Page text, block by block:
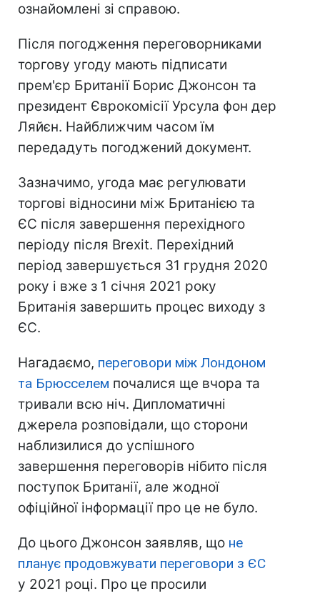
ознайомлені зі справою.
Після погодження переговорниками
торгову угоду мають підписати
прем'єр Британії Борис Джонсон та
президент Єврокомісії Урсула фон дер
Ляйєн. Найближчим часом їм
передадуть погоджений документ.
Зазначимо, угода має регулювати
торгові відносини між Британією та
ЄС після завершення перехідного
періоду після Brexit. Перехідний
період завершується 31 грудня 2020
року і вже з 1 січня 2021 року
Британія завершить процес виходу з
ЄС.
Нагадаємо, переговори між Лондоном
та Брюсселем почалися ще вчора та
тривали всю ніч. Дипломатичні
джерела розповідали, що сторони
наблизилися до успішного
завершення переговорів нібито після
поступок Британії, але жодної
офіційної інформації про це не було.
До цього Джонсон заявляв, що не
планує продовжувати переговори з ЄС
у 2021 році. Про це просили